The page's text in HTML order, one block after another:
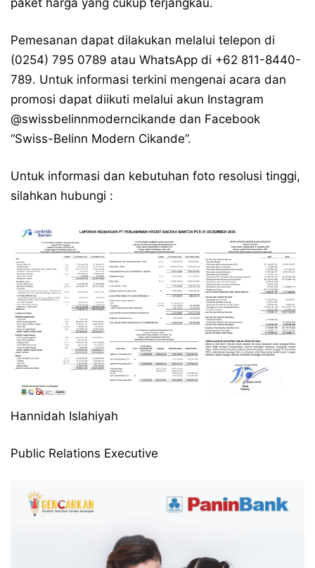
paket harga yang cukup terjangkau.
Pemesanan dapat dilakukan melalui telepon di
(0254) 795 0789 atau WhatsApp di +62 811-8440-
789. Untuk informasi terkini mengenai acara dan
promosi dapat diikuti melalui akun Instagram
@swissbelinnmoderncikande dan Facebook
“Swiss-Belinn Modern Cikande”.
Untuk informasi dan kebutuhan foto resolusi tinggi,
silahkan hubungi :
Hannidah Islahiyah
Public Relations Executive